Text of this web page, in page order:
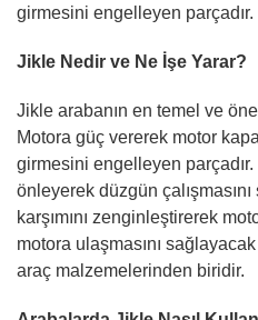
girmesini engelleyen parçadır.
Jikle Nedir ve Ne İşe Yarar?
Jikle arabanın en temel ve
Motora güç vererek motor
girmesini engelleyen parçadır.
önleyerek düzgün
karşımını zenginleştirerek
motora ulaşmasını
araç malzemelerinden biridir.